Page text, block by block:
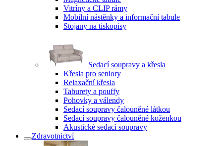
Vitríny a CLIP rámy
Mobilní nástěnky a informační tabule
Stojany na tiskopisy
Sedací soupravy a křesla
Křesla pro seniory
Relaxační křesla
Taburety a pouffy
Pohovky a válendy
Sedací soupravy čalouněné látkou
Sedací soupravy čalouněné koženkou
Akustické sedací soupravy
Zdravotnictví